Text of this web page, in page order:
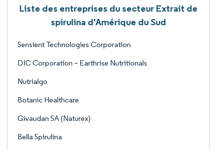
Liste des entreprises du secteur Extrait de
spirulina d'Amérique du Sud
Sensient Technologies Corporation
DIC Corporation – Earthrise Nutritionals
Nutrialgo
Botanic Healthcare
Givaudan SA (Naturex)
Bella Spirulina